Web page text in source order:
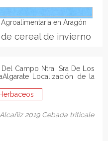
en Aragón
cereal de invierno
Campo Ntra. Sra De Los
Localización de la
Herbaceos
Alcañiz2019 Cebada triticale